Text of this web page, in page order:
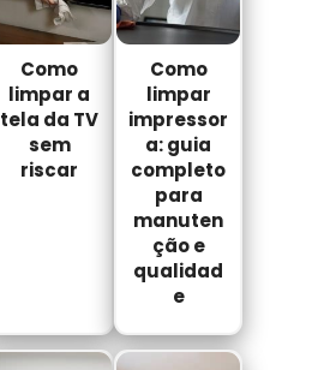
Como
limpar a
tela da TV
sem
riscar
Como
limpar
impressor
a: guia
completo
para
manuten
ção e
qualidad
e